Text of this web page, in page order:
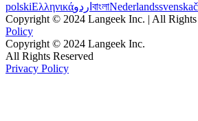
polskiΕλληνικάاردو বাংলাNederlandssvenska
Copyright © 2024 Langeek Inc. | All Rights
Policy
Copyright © 2024 Langeek Inc.
All Rights Reserved
Privacy Policy